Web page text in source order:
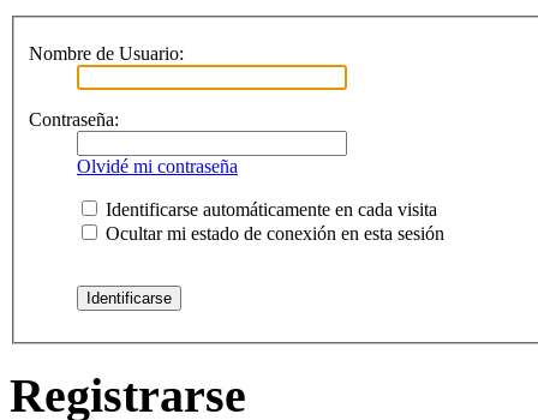
Nombre de Usuario:
Contraseña:
Olvidé mi contraseña
Identificarse automáticamente en cada visita
Ocultar mi estado de conexión en esta sesión
Registrarse